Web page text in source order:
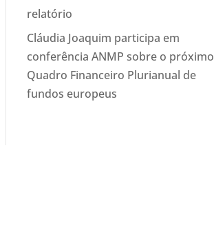
relatório
Cláudia Joaquim participa em
conferência ANMP sobre o próximo
Quadro Financeiro Plurianual de
fundos europeus